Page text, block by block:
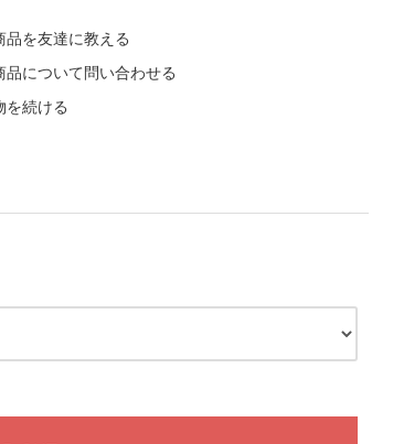
品を友達に教える
品について問い合わせる
を続ける